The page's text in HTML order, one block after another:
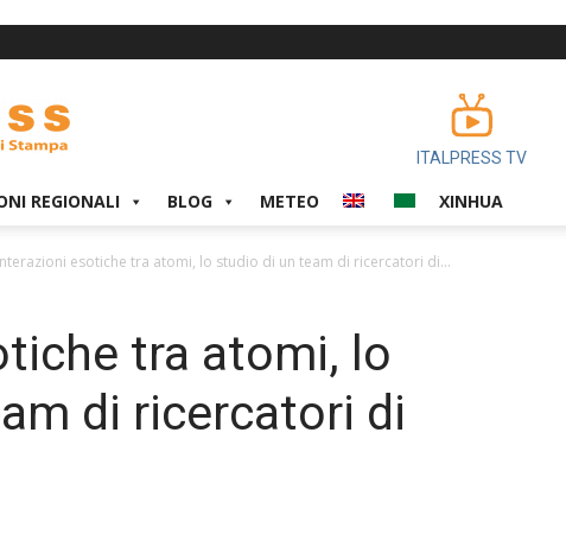
ITALPRESS TV
REGIONALI BLOG METEO XINHUA
esotiche tra atomi, lo studio di un team di ricercatori di...
tra atomi, lo
di ricercatori di